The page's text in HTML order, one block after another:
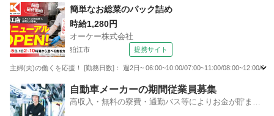
東京 大田区 蒲田駅 バーテンダー スタッフ
簡単なお総菜のパック詰め
時給1,280円
オーケー株式会社
狛江市 提携サイト
主婦(夫)の働くを応援！ [勤務日数]： 週2日~ 06:00~10:00/07:00~11:00/08:00~12:00/
東京 狛江市 その他
自動車メーカーの期間従業員募集
高収入・無料の寮費・通勤バス等によりお金が貯まり